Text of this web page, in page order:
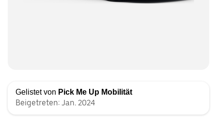
Gelistet von Pick Me Up Mobilität
Beigetreten: Jan. 2024